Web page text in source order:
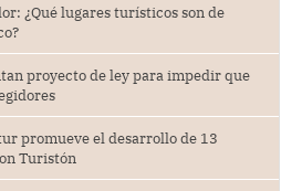
¿Qué lugares turísticos son de
proyecto de ley para impedir que
promueve el desarrollo de 13
Turistón